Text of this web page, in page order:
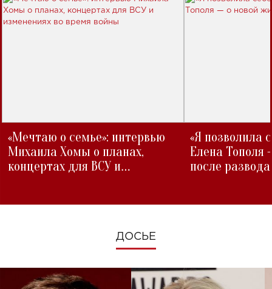
«Мечтаю о семье»: интервью
Михаила Хомы о планах,
концертах для ВСУ и
«Я позволила
Елена Тополя
после развода
ДОСЬЕ